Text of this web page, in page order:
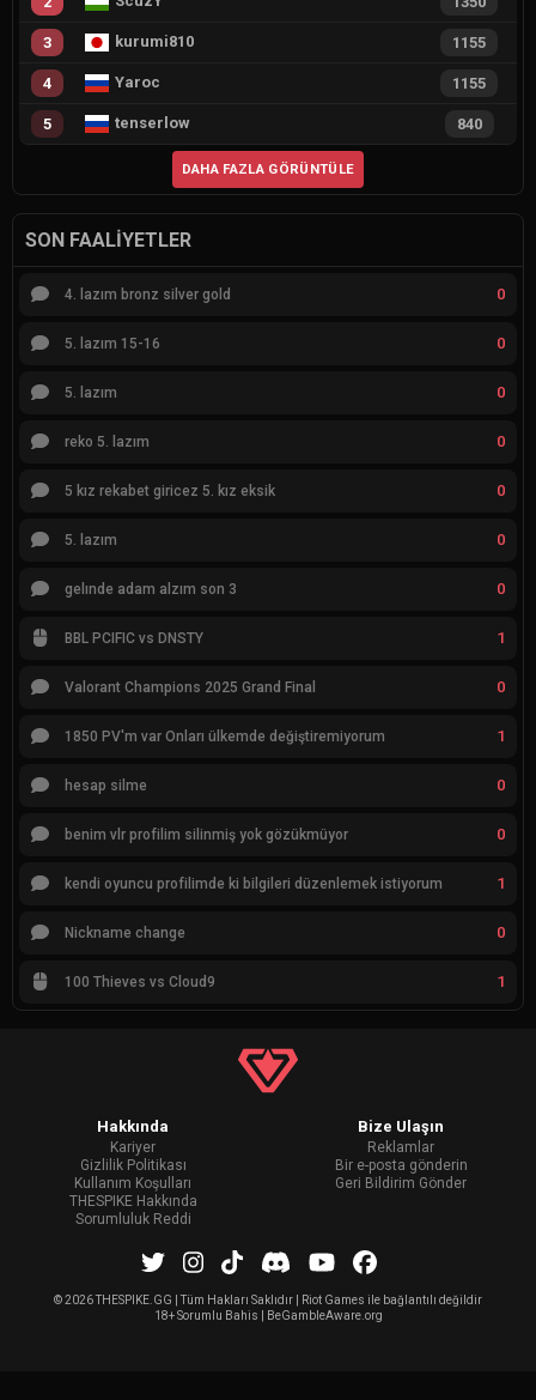
3 kurumi810 1155
4 Yaroc 1155
5 tenserlow 840
DAHA FAZLA GÖRÜNTÜLE
SON FAALIYETLER
4. lazım bronz silver gold 0
5. lazım 15-16 0
5. lazım 0
reko 5. lazım 0
5 kız rekabet giricez 5. kız eksik 0
5. lazım 0
gelınde adam alzım son 3 0
BBL PCIFIC vs DNSTY 1
Valorant Champions 2025 Grand Final 0
1850 PV'm var Onları ülkemde değiştiremiyorum 1
hesap silme 0
benim vlr profilim silinmiş yok gözükmüyor 0
kendi oyuncu profilimde ki bilgileri düzenlemek istiyorum 1
Nickname change 0
100 Thieves vs Cloud9 1
Hakkında
Kariyer
Gizlilik Politikası
Kullanım Koşulları
THESPIKE Hakkında
Sorumluluk Reddi
Bize Ulaşın
Reklamlar
Bir e-posta gönderin
Geri Bildirim Gönder
©2026 THESPIKE.GG | Tüm Hakları Saklıdır | Riot Games ile bağlantılı değildir
18+ Sorumlu Bahis | BeGambleAware.org